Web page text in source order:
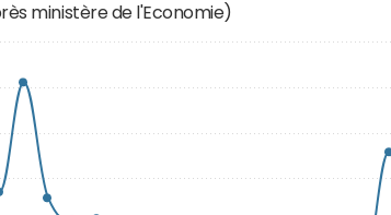
ministère de l'Economie)